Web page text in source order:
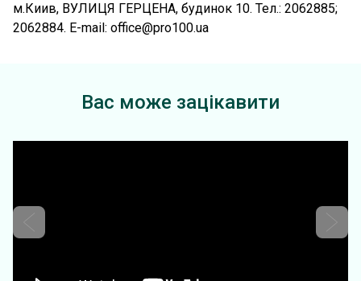
м.Киив, ВУЛИЦЯ ГЕРЦЕНА, будинок 10. Тел.: 2062885;
2062884. E-mail: office@pro100.ua
Вас може зацікавити